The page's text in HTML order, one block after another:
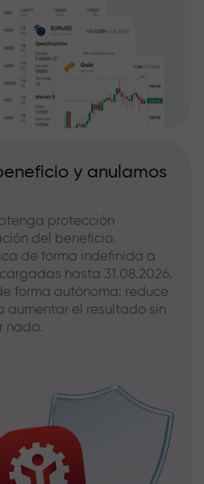
y anulamos
protección
del beneficio.
de forma indefinida a
hasta 31.08.2026.
forma autónoma: reduce
aumentar el resultado sin
nada.